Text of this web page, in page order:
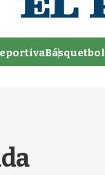
Básquetbol